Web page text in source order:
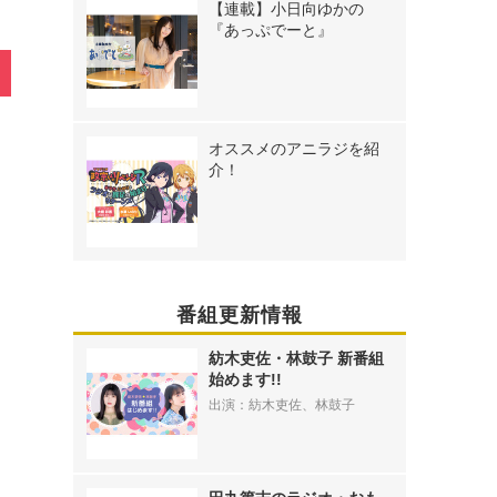
【連載】小日向ゆかの
『あっぷでーと』
オススメのアニラジを紹
介！
番組更新情報
紡木吏佐・林鼓子 新番組
始めます!!
出演：紡木吏佐、林鼓子